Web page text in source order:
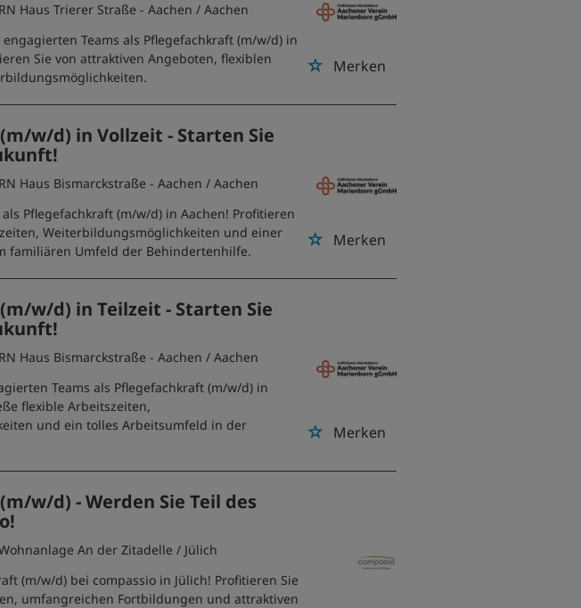
Merken
Haus Trierer Straße - Aachen / Aachen
Teams als Pflegefachkraft (m/w/d) in
Sie von attraktiven Angeboten, flexiblen
w/d) in Vollzeit - Starten Sie
Merken
Haus Bismarckstraße - Aachen / Aachen
Pflegefachkraft (m/w/d) in Aachen! Profitieren
Weiterbildungsmöglichkeiten und einer
familiären Umfeld der Behindertenhilfe.
w/d) in Teilzeit - Starten Sie
Merken
Haus Bismarckstraße - Aachen / Aachen
Teams als Pflegefachkraft (m/w/d) in
flexible Arbeitszeiten,
und ein tolles Arbeitsumfeld in der
w/d) - Werden Sie Teil des
An der Zitadelle / Jülich
(m/w/d) bei compassio in Jülich! Profitieren Sie
umfangreichen Fortbildungen und attraktiven